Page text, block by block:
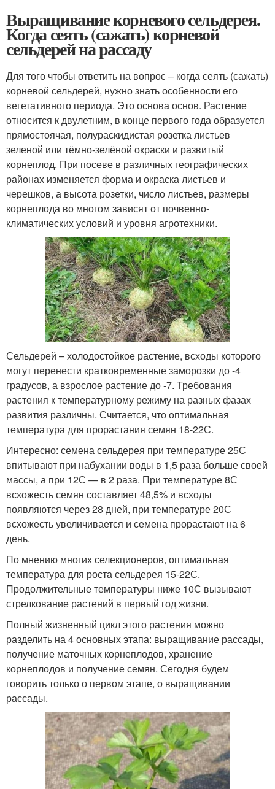
Выращивание корневого сельдерея.
Когда сеять (сажать) корневой
сельдерей на рассаду
Для того чтобы ответить на вопрос – когда сеять (сажать)
корневой сельдерей, нужно знать особенности его
вегетативного периода. Это основа основ. Растение
относится к двулетним, в конце первого года образуется
прямостоячая, полураскидистая розетка листьев
зеленой или тёмно-зелёной окраски и развитый
корнеплод. При посеве в различных географических
районах изменяется форма и окраска листьев и
черешков, а высота розетки, число листьев, размеры
корнеплода во многом зависят от почвенно-
климатических условий и уровня агротехники.
Сельдерей – холодостойкое растение, всходы которого
могут перенести кратковременные заморозки до -4
градусов, а взрослое растение до -7. Требования
растения к температурному режиму на разных фазах
развития различны. Считается, что оптимальная
температура для прорастания семян 18-22С.
Интересно: семена сельдерея при температуре 25С
впитывают при набухании воды в 1,5 раза больше своей
массы, а при 12С — в 2 раза. При температуре 8С
всхожесть семян составляет 48,5% и всходы
появляются через 28 дней, при температуре 20С
всхожесть увеличивается и семена прорастают на 6
день.
По мнению многих селекционеров, оптимальная
температура для роста сельдерея 15-22С.
Продолжительные температуры ниже 10С вызывают
стрелкование растений в первый год жизни.
Полный жизненный цикл этого растения можно
разделить на 4 основных этапа: выращивание рассады,
получение маточных корнеплодов, хранение
корнеплодов и получение семян. Сегодня будем
говорить только о первом этапе, о выращивании
рассады.